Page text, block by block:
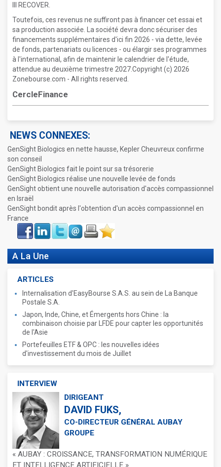
III RECOVER.
Toutefois, ces revenus ne suffiront pas à financer cet essai et
sa production associée. La société devra donc sécuriser des
financements supplémentaires d'ici fin 2026 - via dette, levée
de fonds, partenariats ou licences - ou élargir ses programmes
à l'international, afin de maintenir le calendrier de l'étude,
attendue au deuxième trimestre 2027.Copyright (c) 2026
Zonebourse.com - All rights reserved.
CercleFinance
NEWS CONNEXES:
GenSight Biologics en nette hausse, Kepler Cheuvreux confirme
son conseil
GenSight Biologics fait le point sur sa trésorerie
GenSight Biologics réalise une nouvelle levée de fonds
GenSight obtient une nouvelle autorisation d'accès compassionnel
en Israël
GenSight bondit après l'obtention d'un accès compassionnel en
France
Face
book
LinkIn Twitter Envoyer ImprimerFavoris
A La Une
ARTICLES
Internalisation d'EasyBourse S.A.S. au sein de La Banque
Postale S.A.
Japon, Inde, Chine, et Émergents hors Chine : la
combinaison choisie par LFDE pour capter les opportunités
de l'Asie
Portefeuilles ETF & OPC : les nouvelles idées
d'investissement du mois de Juillet
INTERVIEW
DIRIGEANT
DAVID FUKS,
CO-DIRECTEUR GÉNÉRAL AUBAY
GROUPE
« AUBAY : CROISSANCE, TRANSFORMATION NUMÉRIQUE
ET INTELLIGENCE ARTIFICIELLE »